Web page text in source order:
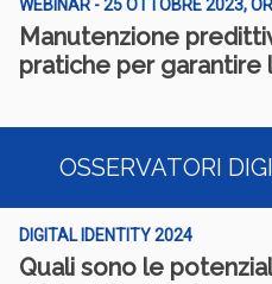
WEBINAR - 25 OTTOBRE 2023,
Manutenzione
pratiche per garantire
OSSERVATORI
DIGITAL IDENTITY 2024
Quali sono le